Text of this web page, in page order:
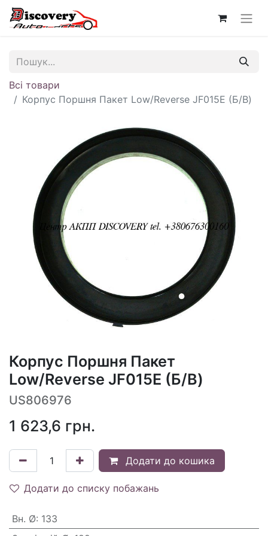
Всі товари
Корпус Поршня Пакет Low/Reverse JF015E (Б/В)
Корпус Поршня Пакет
Low/Reverse JF015E (Б/В)
US806976
1 623,6 грн.
Додати до кошика
Додати до списку побажань
Вн. Ø: 133